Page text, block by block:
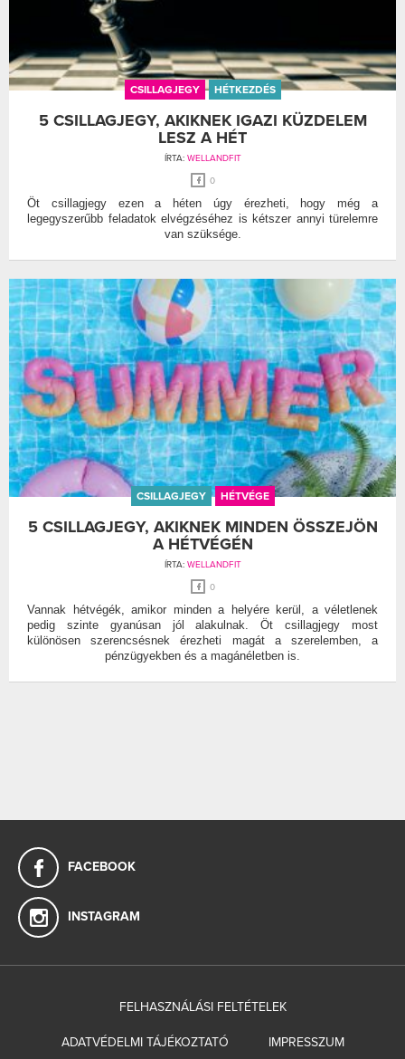
CSILLAGJEGY HÉTKEZDÉS
5 CSILLAGJEGY, AKIKNEK IGAZI KÜZDELEM
LESZ A HÉT
ÍRTA: WELLANDFIT
0
Öt csillagjegy ezen a héten úgy érezheti, hogy még a
legegyszerűbb feladatok elvégzéséhez is kétszer annyi türelemre
van szüksége.
CSILLAGJEGY HÉTVÉGE
5 CSILLAGJEGY, AKIKNEK MINDEN ÖSSZEJÖN
A HÉTVÉGÉN
ÍRTA: WELLANDFIT
0
Vannak hétvégék, amikor minden a helyére kerül, a véletlenek
pedig szinte gyanúsan jól alakulnak. Öt csillagjegy most
különösen szerencsésnek érezheti magát a szerelemben, a
pénzügyekben és a magánéletben is.
FACEBOOK
INSTAGRAM
FELHASZNÁLÁSI FELTÉTELEK
ADATVÉDELMI TÁJÉKOZTATÓ IMPRESSZUM